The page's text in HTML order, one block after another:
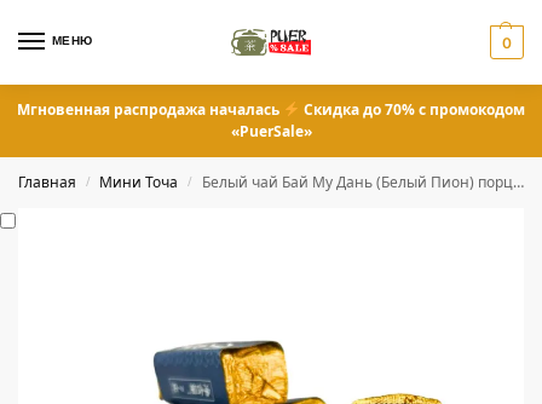
МЕНЮ 0
Мгновенная распродажа началась
Скидка до 70% с промокодом
«PuerSale»
Главная / Мини Точа / Белый чай Бай Му Дань (Белый Пион) порционный 7 грамм